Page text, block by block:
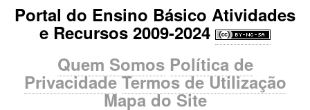
Portal do Ensino Básico Atividades
e Recursos 2009-2024
Quem Somos Política de
Privacidade Termos de Utilização
Mapa do Site